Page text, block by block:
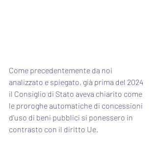
Come precedentemente da noi
analizzato e spiegato, già prima del 2024
il Consiglio di Stato aveva chiarito come
le proroghe automatiche di concessioni
d’uso di beni pubblici si ponessero in
contrasto con il diritto Ue.